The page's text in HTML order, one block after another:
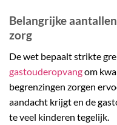
Belangrijke
zorg
De wet bepaalt strikte
gastouderopvangom
begrenzingen zorgen
aandacht krijgt en de
te veel kinderen tegelijk.